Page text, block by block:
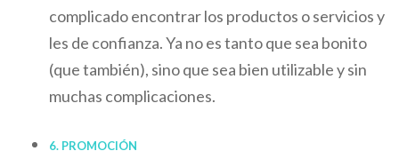
complicado encontrar los productos o servicios y
les de confianza. Ya no es tanto que sea bonito
(que también), sino que sea bien utilizable y sin
muchas complicaciones.
6. PROMOCIÓN